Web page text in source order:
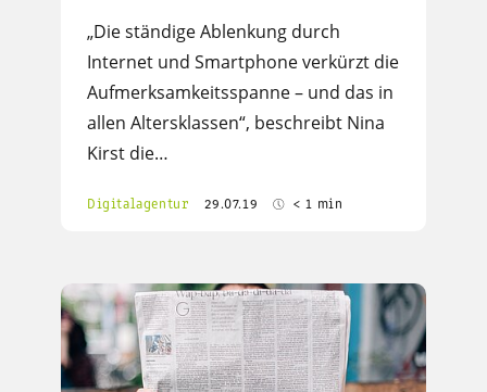
„Die ständige Ablenkung durch
Internet und Smartphone verkürzt die
Aufmerksamkeitsspanne – und das in
allen Altersklassen“, beschreibt Nina
Kirst die…
Digitalagentur 29.07.19 < 1 min